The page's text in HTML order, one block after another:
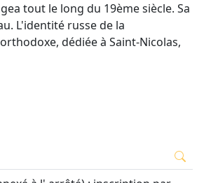
tout le long du 19ème siècle. Sa
L'identité russe de la
dédiée à Saint-Nicolas,